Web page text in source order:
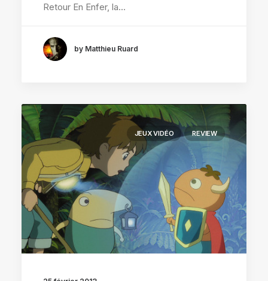
Retour En Enfer, la…
by Matthieu Ruard
JEUX VIDÉO REVIEW